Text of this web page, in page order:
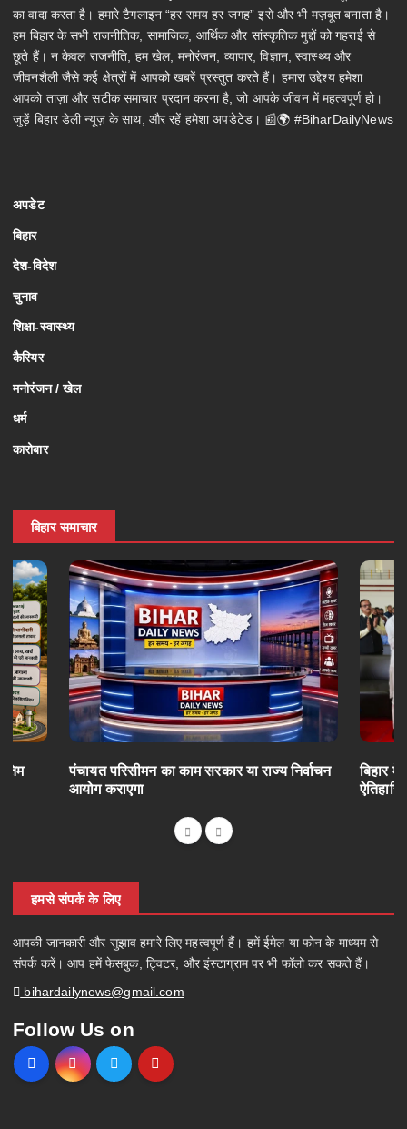
का वादा करता है। हमारे टैगलाइन “हर समय हर जगह” इसे और भी मज़बूत बनाता है।
हम बिहार के सभी राजनीतिक, सामाजिक, आर्थिक और सांस्कृतिक मुद्दों को गहराई से
छूते हैं। न केवल राजनीति, हम खेल, मनोरंजन, व्यापार, विज्ञान, स्वास्थ्य और
जीवनशैली जैसे कई क्षेत्रों में आपको खबरें प्रस्तुत करते हैं। हमारा उद्देश्य हमेशा
आपको ताज़ा और सटीक समाचार प्रदान करना है, जो आपके जीवन में महत्वपूर्ण हो।
जुड़ें बिहार डेली न्यूज़ के साथ, और रहें हमेशा अपडेटेड। 📰🌍 #BiharDailyNews
अपडेट
बिहार
देश-विदेश
चुनाव
शिक्षा-स्वास्थ्य
कैरियर
मनोरंजन / खेल
धर्म
कारोबार
बिहार समाचार
पंचायत परिसीमन का काम सरकार या राज्य निर्वाचन
आयोग कराएगा
बिहार
हमसे संपर्क के लिए
आपकी जानकारी और सुझाव हमारे लिए महत्वपूर्ण हैं। हमें ईमेल या फोन के माध्यम से
संपर्क करें। आप हमें फेसबुक, ट्विटर, और इंस्टाग्राम पर भी फॉलो कर सकते हैं।
bihardailynews@gmail.com
Follow Us on